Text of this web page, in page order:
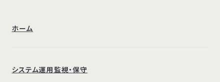
ホーム
システム運用監視・保守